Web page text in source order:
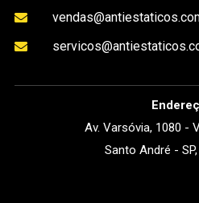


Av. Varsóvia, 1080 -
Santo André -